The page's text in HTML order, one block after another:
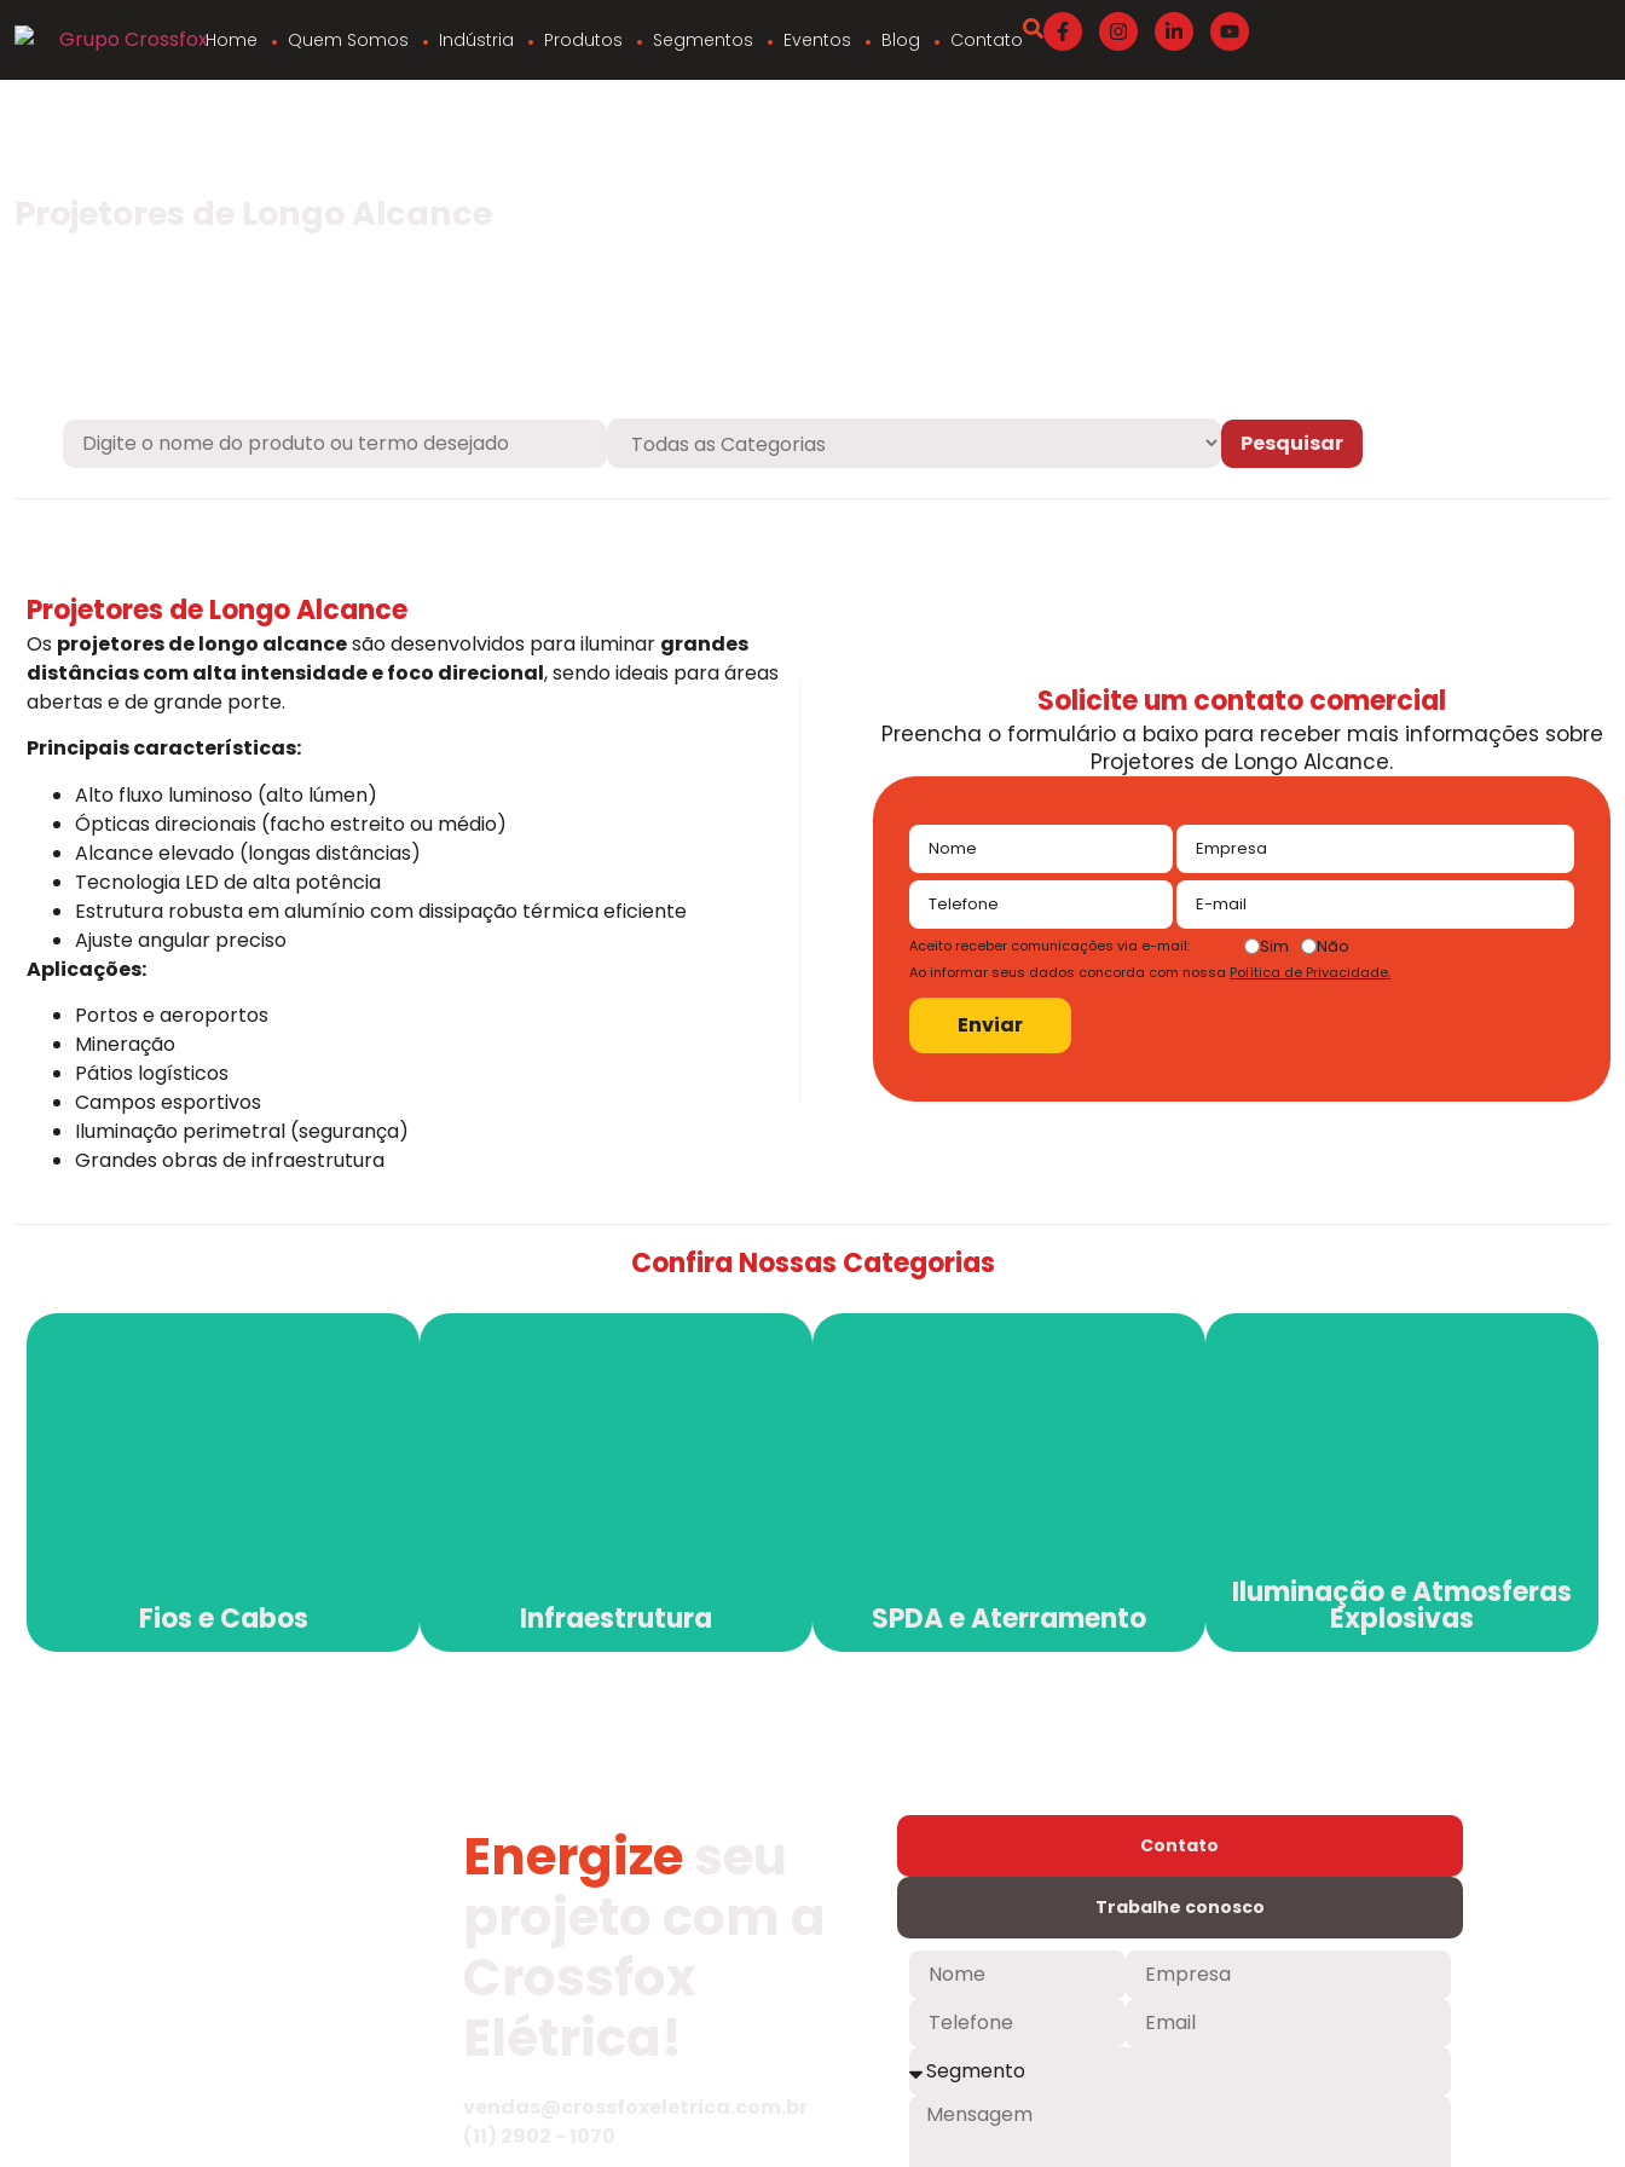
Home Quem Somos Indústria Produtos Segmentos Eventos Blog Contato
Projetores de Longo Alcance
Os projetores de longo alcancesão desenvolvidos para iluminar grandes
distâncias com alta intensidade e foco direcional, sendo ideais para áreas
abertas e de grande porte.
Principais características:
Alto fluxo luminoso (alto lúmen)
Ópticas direcionais (facho estreito ou médio)
Alcance elevado (longas distâncias)
Tecnologia LED de alta potência
Estrutura robusta em alumínio com dissipação térmica eficiente
Ajuste angular preciso
Aplicações:
Portos e aeroportos
Mineração
Pátios logísticos
Campos esportivos
Iluminação perimetral (segurança)
Grandes obras de infraestrutura
Solicite um contato comercial
Preencha o formulário a baixo para receber mais informações sobre
Projetores de Longo Alcance.
Aceito receber comunicações via e-mail: Sim Não
Ao informar seus dados concorda com nossa Política de Privacidade.
Enviar
Confira Nossas Categorias
Fios e Cabos Infraestrutura SPDA e Aterramento
Iluminação e Atmosferas
Explosivas
Energizeseu
Contato
Trabalhe conosco